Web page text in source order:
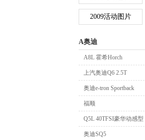
2009活动图片
A奥迪
A8L 霍希Horch
上汽奥迪Q6 2.5T
奥迪e-tron Sportback
福顺
Q5L 40TFSI豪华动感型
奥迪SQ5